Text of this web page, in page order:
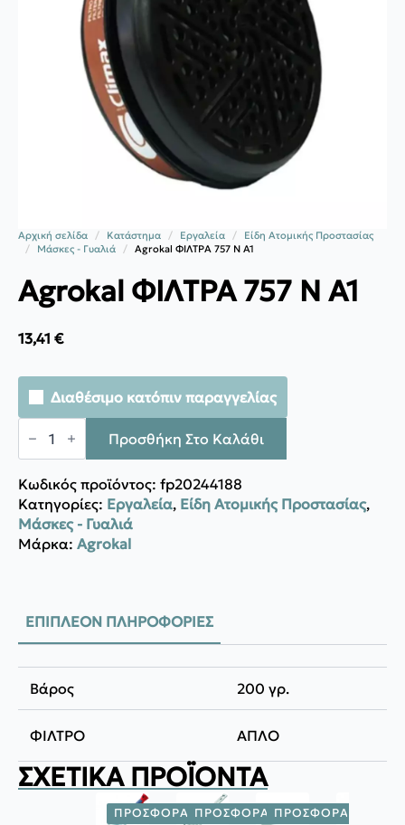
Αρχική σελίδα Κατάστημα Εργαλεία
Είδη Ατομικής Προστασίας
Μάσκες - Γυαλιά
Agrokal ΦΙΛΤΡΑ 757 Ν Α1
Agrokal ΦΙΛΤΡΑ 757 Ν Α1
13,41 €
Διαθέσιμο κατόπιν παραγγελίας
Agrokal
ΦΙΛΤΡΑ
757
Α1
ποσότητα
Προσθήκη Στο Καλάθι
Κωδικός προϊόντος: fp20244188
Κατηγορίες: Εργαλεία, Είδη Ατομικής Προστασίας,
Μάσκες - Γυαλιά
Μάρκα: Agrokal
ΕΠΙΠΛΈΟΝ ΠΛΗΡΟΦΟΡΊΕΣ
Βάρος 200 γρ.
ΦΙΛΤΡΟ ΑΠΛΟ
ΣΧΕΤΙΚΆ ΠΡΟΪΌΝΤΑ
ΠΡΟΣΦΟΡΆ! ΠΡΟΣΦΟΡΆ! ΠΡΟΣΦΟΡΆ!